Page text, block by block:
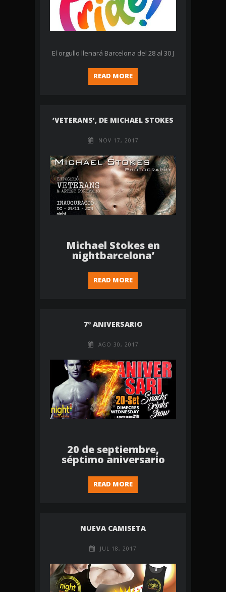
El orgullo llenará Barcelona del 28 al 30 J
READ MORE
‘VETERANS’, DE MICHAEL STOKES
NOV 17, 2017
Michael Stokes en
nightbarcelona’
READ MORE
7º ANIVERSARIO
AGO 30, 2017
20 de septiembre,
séptimo aniversario
READ MORE
NUEVA CAMISETA
JUL 18, 2017